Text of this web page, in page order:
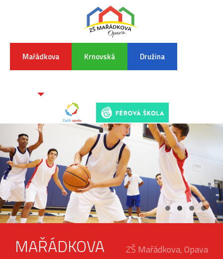
Mařádkova Krnovská Družina
MAŘÁDKOVA ZŠ Mařádkova, Opava